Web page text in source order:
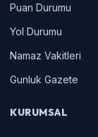
Puan Durumu
Yol Durumu
Namaz Vakitleri
Gunluk Gazete
KURUMSAL